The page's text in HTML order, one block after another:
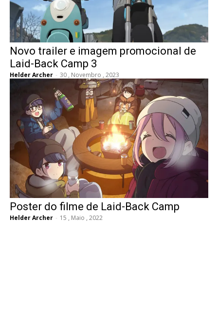
Novo trailer e imagem promocional de
Laid-Back Camp 3
Helder Archer - 30 , Novembro , 2023
Poster do filme de Laid-Back Camp
Helder Archer - 15 , Maio , 2022